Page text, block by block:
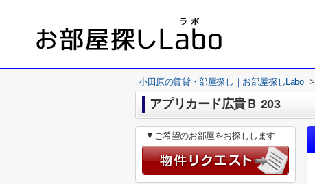
小田原の賃貸・部屋探し｜お部屋探しLabo >
アプリカード広貴Ｂ 203
▼ご希望のお部屋をお探しします